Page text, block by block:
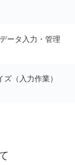
ータ入力・管理
ズ（入力作業）